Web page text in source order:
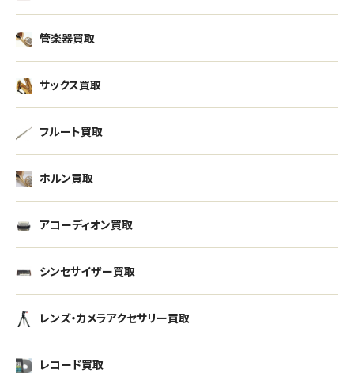
管楽器買取
サックス買取
フルート買取
ホルン買取
アコーディオン買取
シンセサイザー買取
レンズ・カメラアクセサリー買取
レコード買取